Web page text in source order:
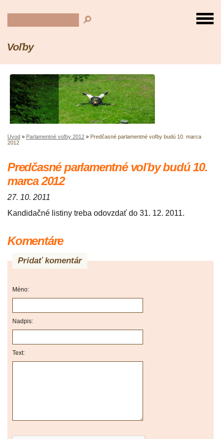
Voľby
Úvod » Parlamentné voľby 2012 » Predčasné parlamentné voľby budú 10. marca
2012
Predčasné parlamentné voľby budú 10.
marca 2012
27. 10. 2011
Kandidačné listiny treba odovzdať do 31. 12. 2011.
Komentáre
Pridať komentár
Méno:
Nadpis:
Text: